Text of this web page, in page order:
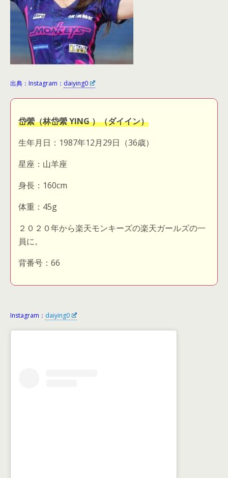
出典：Instagram： daiying0
岱縈（林岱縈 YING ）（ダイイン）
生年月日：1987年12月29日（36歳）
星座：山羊座
身長：160cm
体重：45g
２０２０年から楽天モンキーズの楽天ガールズの一
員に。
背番号：66
Instagram： daiying0